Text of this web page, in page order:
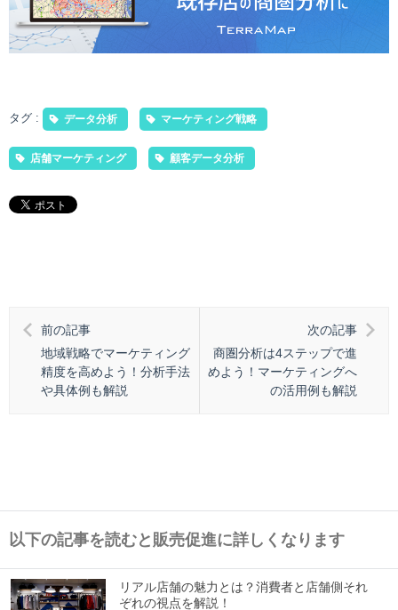
タグ : データ分析 マーケティング戦略
店舗マーケティング 顧客データ分析
前の記事
地域戦略でマーケティング
精度を高めよう！分析手法
や具体例も解説
次の記事
商圏分析は4ステップで進
めよう！マーケティングへ
の活用例も解説
以下の記事を読むと販売促進に詳しくなります
リアル店舗の魅力とは？消費者と店舗側それ
ぞれの視点を解説！